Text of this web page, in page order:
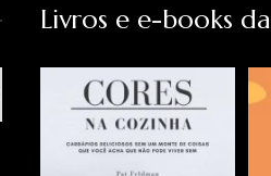
Livros e e-books